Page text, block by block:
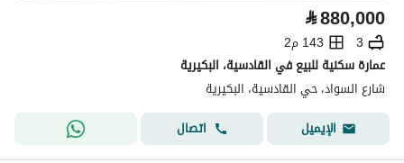
⃁880,000
3
143 م2
عمارة سكنية للبيع في القادسية، البكيرية
شارع السواد، حي القادسية، البكيرية
الإيميل
اتصال